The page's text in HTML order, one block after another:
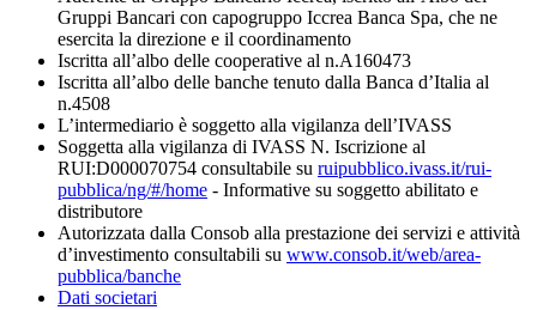
Gruppi Bancari con capogruppo Iccrea Banca Spa, che ne
esercita la direzione e il coordinamento
Iscritta all’albo delle cooperative al n.A160473
Iscritta all’albo delle banche tenuto dalla Banca d’Italia al
n.4508
L’intermediario è soggetto alla vigilanza dell’IVASS
Soggetta alla vigilanza di IVASS N. Iscrizione al
RUI:D000070754 consultabile su ruipubblico.ivass.it/rui-
pubblica/ng/#/home - Informative su soggetto abilitato e
distributore
Autorizzata dalla Consob alla prestazione dei servizi e attività
d’investimento consultabili su www.consob.it/web/area-
pubblica/banche
Dati societari